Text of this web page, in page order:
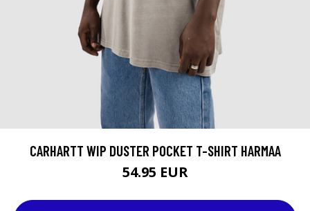
CARHARTT WIP DUSTER POCKET T-SHIRT HARMAA
54.95 EUR